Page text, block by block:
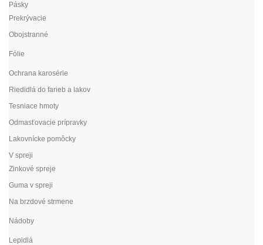
Pásky
Prekrývacie
Obojstranné
Fólie
Ochrana karosérie
Riedidlá do farieb a lakov
Tesniace hmoty
Odmasťovacie prípravky
Lakovnícke pomôcky
V spreji
Zinkové spreje
Guma v spreji
Na brzdové strmene
Nádoby
Lepidlá